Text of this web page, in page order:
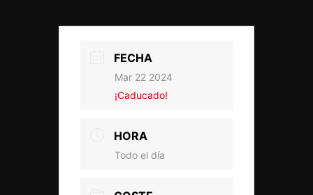
FECHA
Mar 22 2024
¡Caducado!
HORA
Todo el día